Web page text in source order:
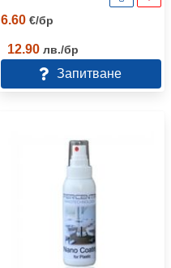
6.60 €/бр
12.90 лв./бр
Запитване